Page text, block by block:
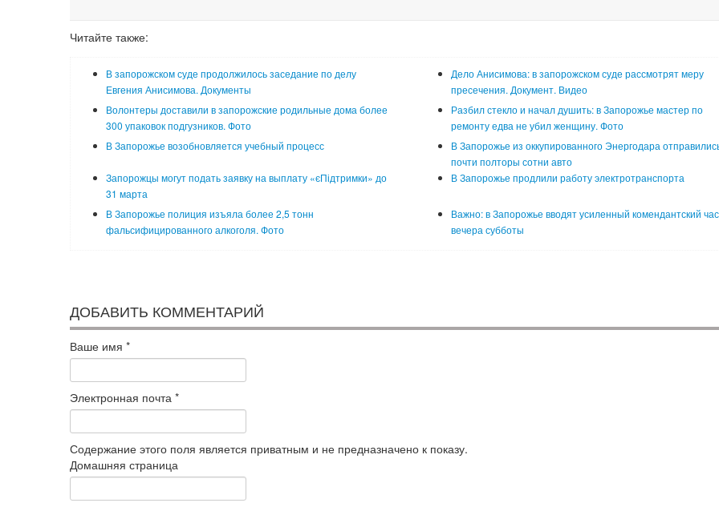
Читайте также:
В запорожском суде продолжилось заседание по делу
Евгения Анисимова. Документы
Дело Анисимова: в запорожском суде рассмотрят меру
пресечения. Документ. Видео
Волонтеры доставили в запорожские родильные дома более
300 упаковок подгузников. Фото
Разбил стекло и начал душить: в Запорожье мастер по
ремонту едва не убил женщину. Фото
В Запорожье возобновляется учебный процесс
В Запорожье из оккупированного Энергодара
почти полторы сотни авто
Запорожцы могут подать заявку на выплату «єПідтримки» до
31 марта
В Запорожье продлили работу электротранспорта
В Запорожье полиция изъяла более 2,5 тонн
фальсифицированного алкоголя. Фото
Важно: в Запорожье вводят усиленный комендантский
вечера субботы
ДОБАВИТЬ КОММЕНТАРИЙ
Ваше имя *
Электронная почта *
Содержание этого поля является приватным и не предназначено к показу.
Домашняя страница